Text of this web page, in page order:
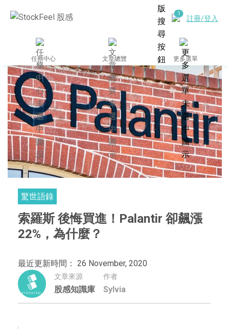
註冊/登入
任務中心 文章總覽 更多選單
驚世語錄
索羅斯 後悔買進！Palantir 卻飆漲
22%，為什麼？
最近更新時間： 26 November, 2020
文章來源
股感知識庫
作者
Sylvia